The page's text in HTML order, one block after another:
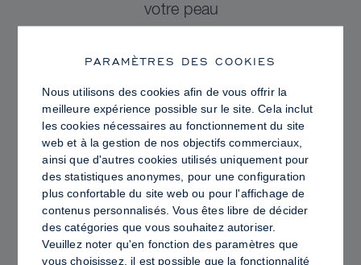
votre peau
PARAMÈTRES DES COOKIES
Nous utilisons des cookies afin de vous offrir la
meilleure expérience possible sur le site. Cela inclut
les cookies nécessaires au fonctionnement du site
web et à la gestion de nos objectifs commerciaux,
ainsi que d'autres cookies utilisés uniquement pour
des statistiques anonymes, pour une configuration
plus confortable du site web ou pour l'affichage de
contenus personnalisés. Vous êtes libre de décider
des catégories que vous souhaitez autoriser.
Veuillez noter qu'en fonction des paramètres que
vous choisissez, il est possible que la fonctionnalité